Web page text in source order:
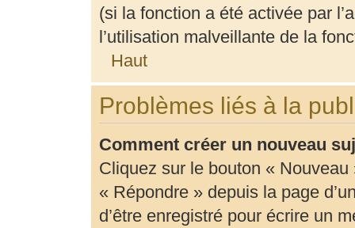
(si la fonction a été activée par
l’utilisation malveillante de la
Haut
Problèmes liés à la
Comment créer un nouveau
Cliquez sur le bouton « Nouveau
« Répondre » depuis la page
d’être enregistré pour écrire un